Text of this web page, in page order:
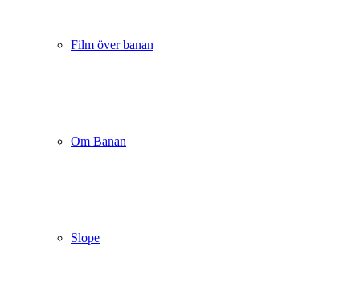
Film över banan
Om Banan
Slope